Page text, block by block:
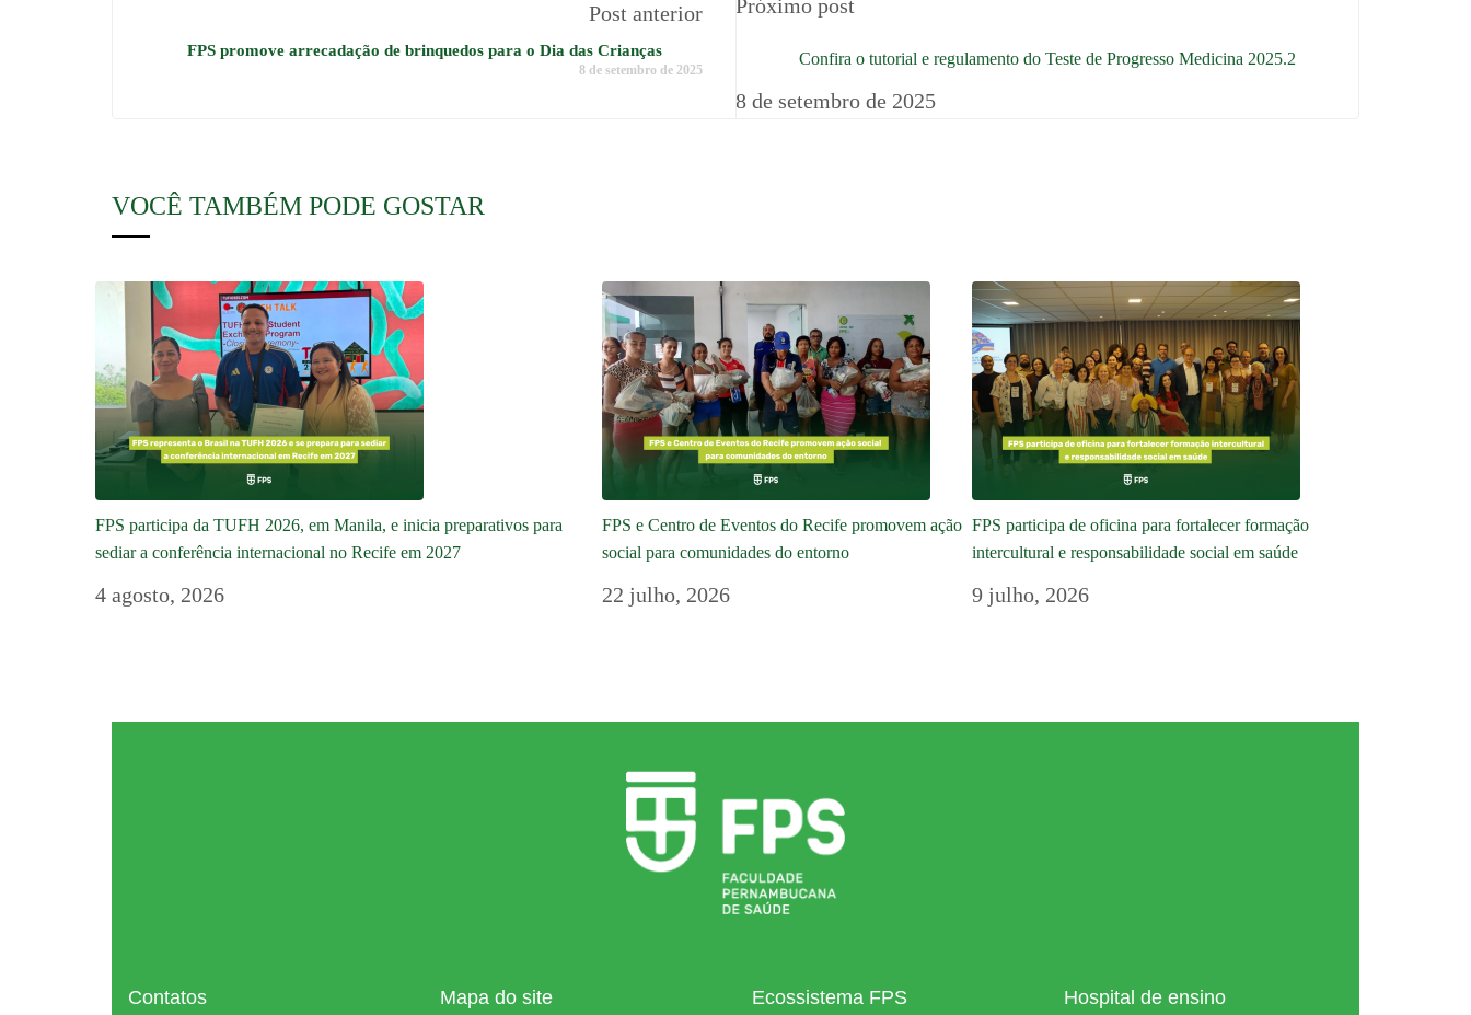
Post anterior
FPS promove arrecadação de brinquedos para o Dia das Crianças
8 de setembro de 2025
Próximo post
Confira o tutorial e regulamento do Teste de Progresso Medicina 2025.2
8 de setembro de 2025
VOCÊ TAMBÉM PODE GOSTAR
FPS participa da TUFH 2026, em Manila, e inicia preparativos para
sediar a conferência internacional no Recife em 2027
4 agosto, 2026
FPS e Centro de Eventos do Recife promovem ação
social para comunidades do entorno
22 julho, 2026
FPS participa de oficina para fortalecer formação
intercultural e responsabilidade social em saúde
9 julho, 2026
Contatos Mapa do site Ecossistema FPS Hospital de ensino